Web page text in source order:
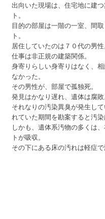
出向いた現場は、住宅地に建
ト。
目的の部屋は一階の一室、間
ト。
居住していたのは７０代の男性
仕事は非正規の建築関係。
身寄りらしい身寄りはなく、
なかった。
その男性が、部屋で孤独死。
発見はかなり遅れ、遺体は腐敗
それなりの汚染異臭が発生し
れていた期間を勘案すると汚染
しかも、遺体系汚物の多くは
トが吸収。
その下にある床の汚れは軽症で